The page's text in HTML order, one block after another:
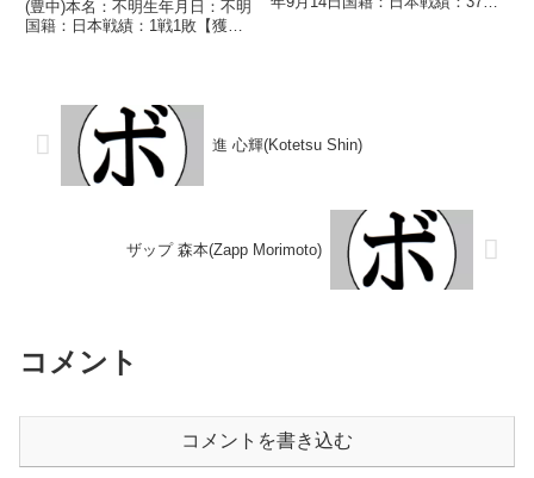
(豊中)本名：不明生年月日：不明
国籍：日本戦績：1戦1敗【獲得
歴は判明済みのもののみ記載...
進 心輝(Kotetsu Shin)
ザップ 森本(Zapp Morimoto)
コメント
コメントを書き込む